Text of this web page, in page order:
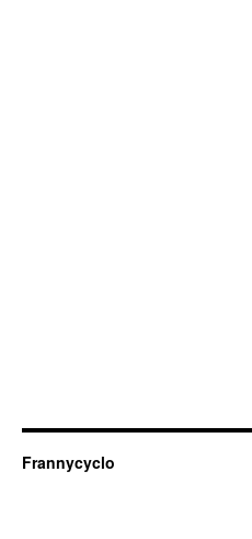
Frannycyclo